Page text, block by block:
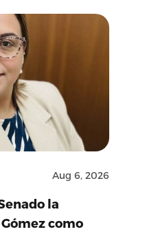
Aug 6, 2026
la
como